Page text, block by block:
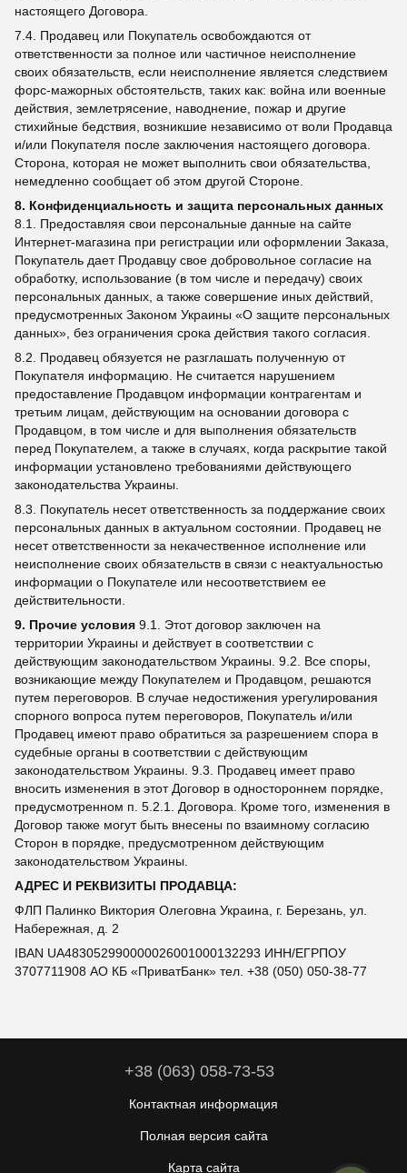
настоящего Договора.
7.4. Продавец или Покупатель освобождаются от
ответственности за полное или частичное неисполнение
своих обязательств, если неисполнение является следствием
форс-мажорных обстоятельств, таких как: война или военные
действия, землетрясение, наводнение, пожар и другие
стихийные бедствия, возникшие независимо от воли Продавца
и/или Покупателя после заключения настоящего договора.
Сторона, которая не может выполнить свои обязательства,
немедленно сообщает об этом другой Стороне.
8. Конфиденциальность и защита персональных данных
8.1. Предоставляя свои персональные данные на сайте
Интернет-магазина при регистрации или оформлении Заказа,
Покупатель дает Продавцу свое добровольное согласие на
обработку, использование (в том числе и передачу) своих
персональных данных, а также совершение иных действий,
предусмотренных Законом Украины «О защите персональных
данных», без ограничения срока действия такого согласия.
8.2. Продавец обязуется не разглашать полученную от
Покупателя информацию. Не считается нарушением
предоставление Продавцом информации контрагентам и
третьим лицам, действующим на основании договора с
Продавцом, в том числе и для выполнения обязательств
перед Покупателем, а также в случаях, когда раскрытие такой
информации установлено требованиями действующего
законодательства Украины.
8.3. Покупатель несет ответственность за поддержание своих
персональных данных в актуальном состоянии. Продавец не
несет ответственности за некачественное исполнение или
неисполнение своих обязательств в связи с неактуальностью
информации о Покупателе или несоответствием ее
действительности.
9. Прочие условия 9.1. Этот договор заключен на
территории Украины и действует в соответствии с
действующим законодательством Украины. 9.2. Все споры,
возникающие между Покупателем и Продавцом, решаются
путем переговоров. В случае недостижения урегулирования
спорного вопроса путем переговоров, Покупатель и/или
Продавец имеют право обратиться за разрешением спора в
судебные органы в соответствии с действующим
законодательством Украины. 9.3. Продавец имеет право
вносить изменения в этот Договор в одностороннем порядке,
предусмотренном п. 5.2.1. Договора. Кроме того, изменения в
Договор также могут быть внесены по взаимному согласию
Сторон в порядке, предусмотренном действующим
законодательством Украины.
АДРЕС И РЕКВИЗИТЫ ПРОДАВЦА:
ФЛП Палинко Виктория Олеговна Украина, г. Березань, ул.
Набережная, д. 2
IBAN UA483052990000026001000132293 ИНН/ЕГРПОУ
3707711908 АО КБ «ПриватБанк» тел. +38 (050) 050-38-77
+38 (063) 058-73-53
Контактная информация
Полная версия сайта
Карта сайта